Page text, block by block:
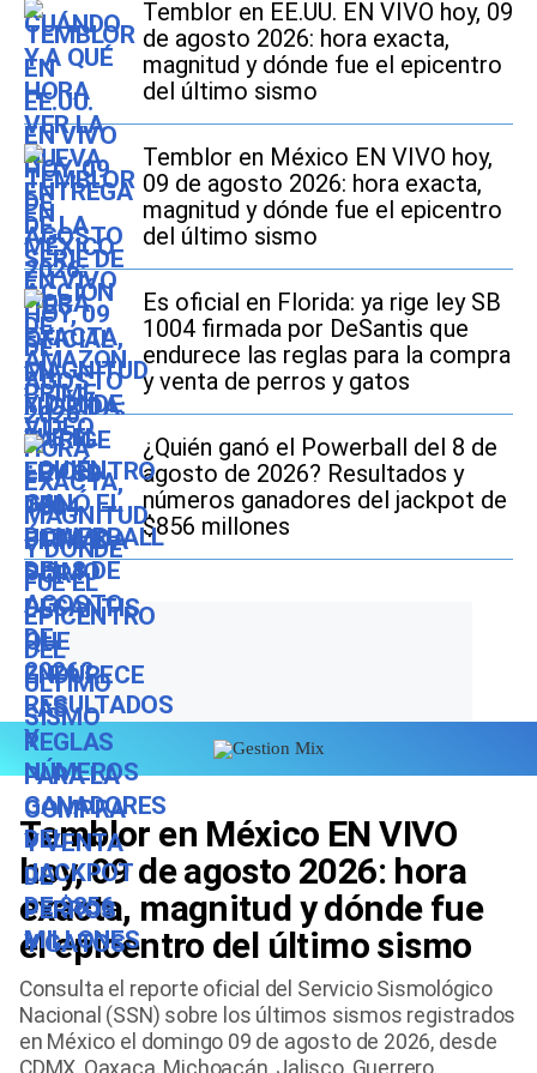
Temblor en EE.UU. EN VIVO hoy, 09
de agosto 2026: hora exacta,
magnitud y dónde fue el epicentro
del último sismo
Temblor en México EN VIVO hoy,
09 de agosto 2026: hora exacta,
magnitud y dónde fue el epicentro
del último sismo
Es oficial en Florida: ya rige ley SB
1004 firmada por DeSantis que
endurece las reglas para la compra
y venta de perros y gatos
¿Quién ganó el Powerball del 8 de
agosto de 2026? Resultados y
números ganadores del jackpot de
$856 millones